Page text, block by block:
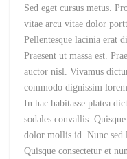
Sed eget cursus metus.
vitae arcu vitae dolor
Pellentesque lacinia erat
Praesent ut massa est.
auctor nisl. Vivamus
commodo dignissim
In hac habitasse platea
sodales convallis.
dolor mollis id. Nunc sed
Quisque consectetur et